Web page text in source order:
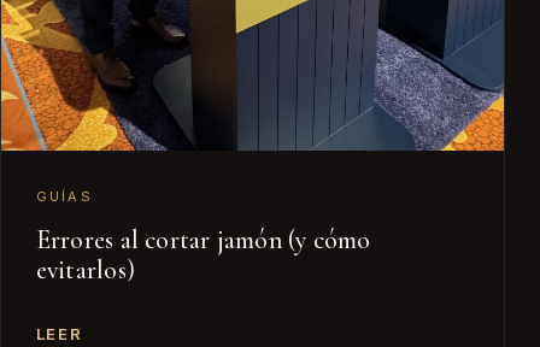
GUÍAS
Errores al cortar jamón (y cómo
evitarlos)
LEER